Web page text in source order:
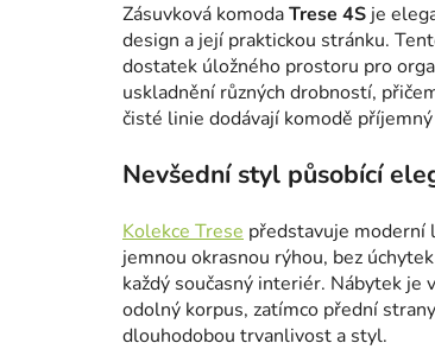
Zásuvková komodaTrese 4S je
design a její praktickou stránku.
dostatek úložného prostoru pro
uskladnění různých drobností,
čisté linie dodávají komodě
Nevšední styl působící
Kolekce Trese představuje moderní
jemnou okrasnou rýhou, bez
každý současný interiér. Nábytek je
odolný korpus, zatímco přední
dlouhodobou trvanlivost a styl.